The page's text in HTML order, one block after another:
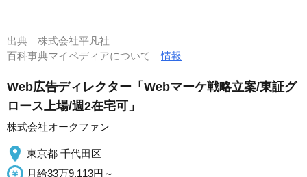
出典 株式会社平凡社
百科事典マイペディアについて情報
Web広告ディレクター「Webマーケ戦略立案/東証グ
ロース上場/週2在宅可」
株式会社オークファン
東京都 千代田区
月給33万9,113円～